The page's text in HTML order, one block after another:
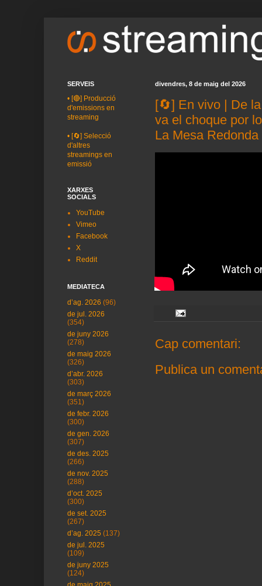
divendres, 8 de maig del 2026
[🔄] En vivo | De
va el choque por
La Mesa Redonda
Cap comentari:
Publica un
SERVEIS
• [🔴] Producció
d'emissions en
streaming
• [🔄] Selecció
d'altres
streamings en
emissió
XARXES
SOCIALS
YouTube
Vimeo
Facebook
X
Reddit
MEDIATECA
d’ag. 2026 (96)
de jul. 2026
(354)
de juny 2026
(278)
de maig 2026
(326)
d’abr. 2026
(303)
de març 2026
(351)
de febr. 2026
(300)
de gen. 2026
(307)
de des. 2025
(266)
de nov. 2025
(288)
d’oct. 2025
(300)
de set. 2025
(267)
d’ag. 2025 (137)
de jul. 2025
(109)
de juny 2025
(124)